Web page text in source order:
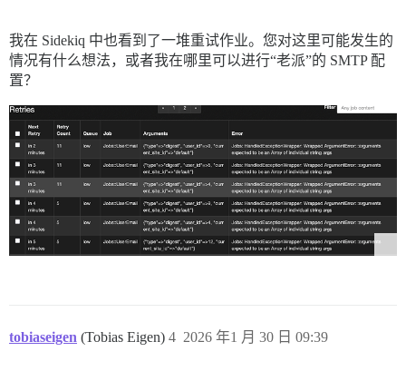
我在 Sidekiq 中也看到了一堆重试作业。您对这里可能发生的
情况有什么想法，或者我在哪里可以进行“老派”的 SMTP 配
置？
tobiaseigen (Tobias Eigen) 2026 年1 月 30 日 09:39
4